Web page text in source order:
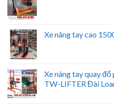
Xe nâng tay cao
Xe nâng tay quay
TW-LIFTER Đài